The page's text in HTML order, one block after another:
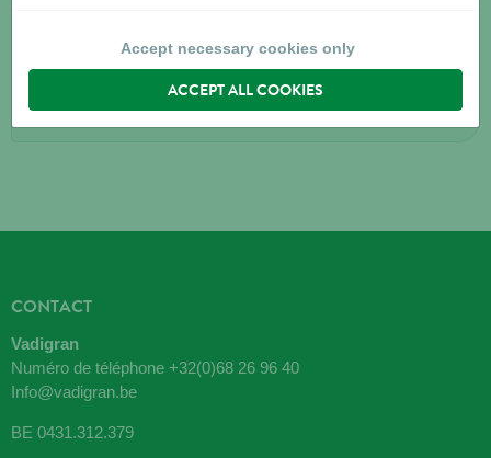
VLISSEGEM
CONTACT
Vadigran
Numéro de téléphone +32(0)68 26 96 40
Info@vadigran.be
BE 0431.312.379
Accept necessary cookies only
ACCEPT ALL COOKIES